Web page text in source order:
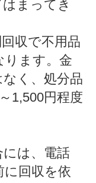
まってき
収で不用品
ります。金
く、処分品
1,500円程度
は、電話
回収を依